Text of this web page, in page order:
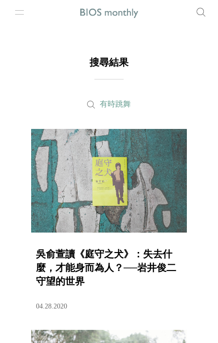
搜尋結果
有時跳舞
吳俞萱讀《庭守之犬》：失去什
麼，才能身而為人？──岩井俊二
守望的世界
04.28.2020